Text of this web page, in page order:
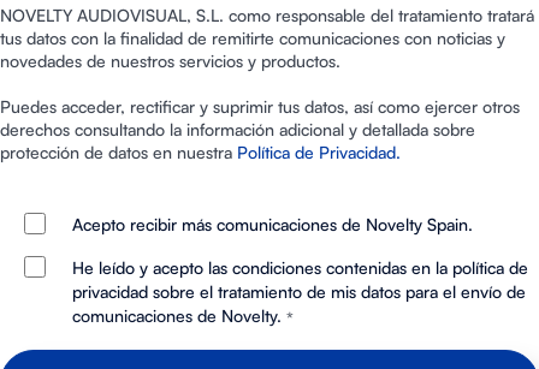
NOVELTY AUDIOVISUAL, S.L. como responsable del tratamiento tratará
tus datos con la finalidad de remitirte comunicaciones con noticias y
novedades de nuestros servicios y productos.
Puedes acceder, rectificar y suprimir tus datos, así como ejercer otros
derechos consultando la información adicional y detallada sobre
protección de datos en nuestra Política de Privacidad.
Acepto recibir más comunicaciones de Novelty Spain.
He leído y acepto las condiciones contenidas en la política de
privacidad sobre el tratamiento de mis datos para el envío de
comunicaciones de Novelty. *